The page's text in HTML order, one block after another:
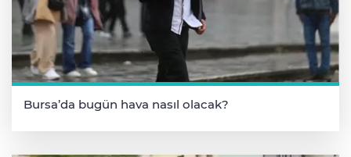
Bursa’da bugün hava nasıl olacak?